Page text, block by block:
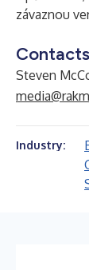
závaznou
Contacts
Steven
Industry: